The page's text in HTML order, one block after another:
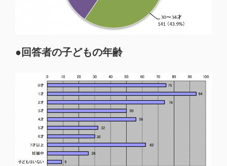
●回答者の子どもの年齢